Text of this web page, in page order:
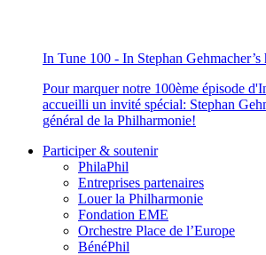
In Tune 100 - In Stephan Gehmacher’s
Pour marquer notre 100ème épisode
accueilli un invité spécial: Stephan
général de la Philharmonie!
Participer & soutenir
PhilaPhil
Entreprises partenaires
Louer la Philharmonie
Fondation EME
Orchestre Place de l’Europe
BénéPhil